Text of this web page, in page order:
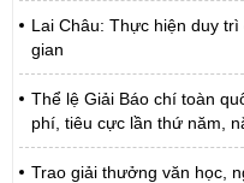
Lai Châu: Thực hiện duy
gian
Thể lệ Giải Báo chí toàn
phí, tiêu cực lần thứ năm,
Trao giải thưởng văn học,